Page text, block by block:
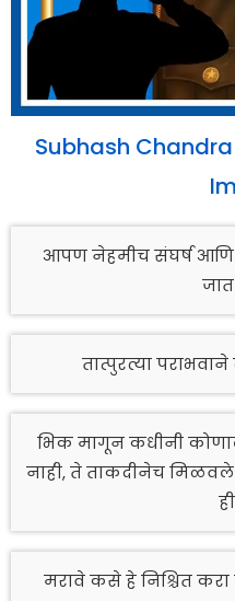
Subhash
आपण नेहमीच संघर्ष आणि
तात्पुरत्या
भिक मागून कधीनी
नाही, ते ताकदीनेच मिळवले
मरावे कसे हे निश्चित